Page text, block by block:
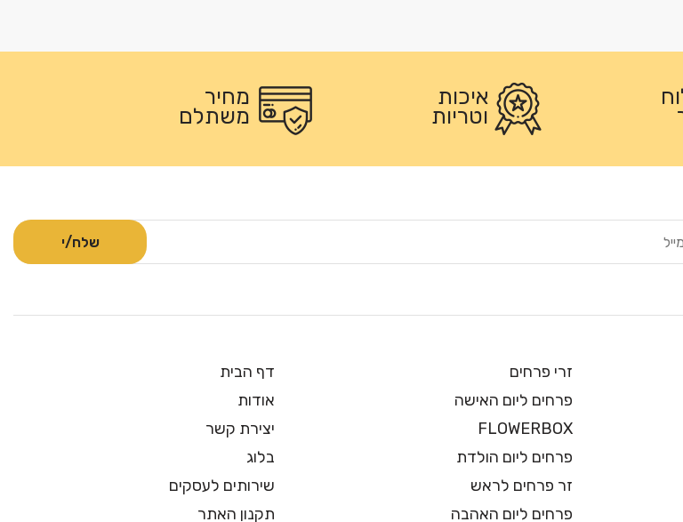
איכות
וטריות
מחיר
משתלם
זרי פרחים
פרחים ליום האישה
FLOWERBOX
פרחים ליום הולדת
זר פרחים לראש
פרחים ליום האהבה
דף הבית
אודות
יצירת קשר
בלוג
שירותים לעסקים
תקנון האתר